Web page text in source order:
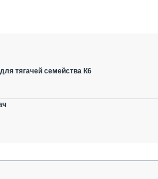
тягачей семейства К6